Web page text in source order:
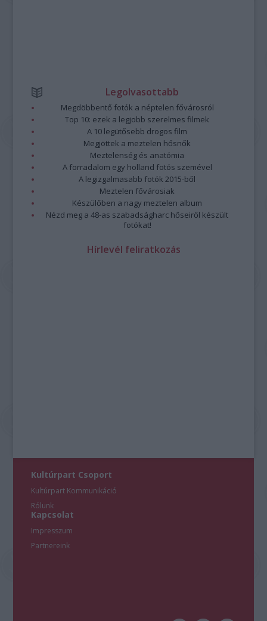
Legolvasottabb
Megdöbbentő fotók a néptelen fővárosról
Top 10: ezek a legjobb szerelmes filmek
A 10 legütősebb drogos film
Megjöttek a meztelen hősnők
Meztelenség és anatómia
A forradalom egy holland fotós szemével
A legizgalmasabb fotók 2015-ből
Meztelen fővárosiak
Készülőben a nagy meztelen album
Nézd meg a 48-as szabadságharc hőseiről készült
fotókat!
Hírlevél feliratkozás
Kultúrpart Csoport
Kultúrpart Kommunikáció
Rólunk
Kapcsolat
Impresszum
Partnereink